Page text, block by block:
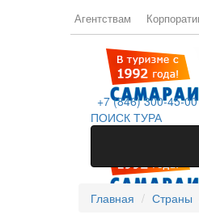
Агентствам
+7 (846) 300-45-00
ПОИСК ТУРА
Главная Страны